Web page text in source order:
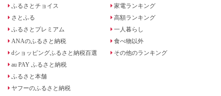
ふるさとチョイス
さとふる
ふるさとプレミアム
ANAのふるさと納税
dショッピングふるさと納税百選
au PAY ふるさと納税
ふるさと本舗
ヤフーのふるさと納税
家電ランキング
高額ランキング
一人暮らし
食べ物以外
その他のランキング